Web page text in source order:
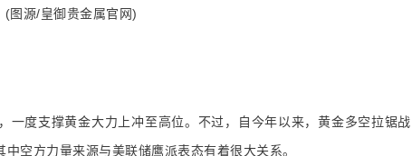
源/皇御贵金属官网)
度支撑黄金大力上冲至高位。不过，自今年以来，黄金多空拉锯战
空方力量来源与美联储鹰派表态有着很大关系。